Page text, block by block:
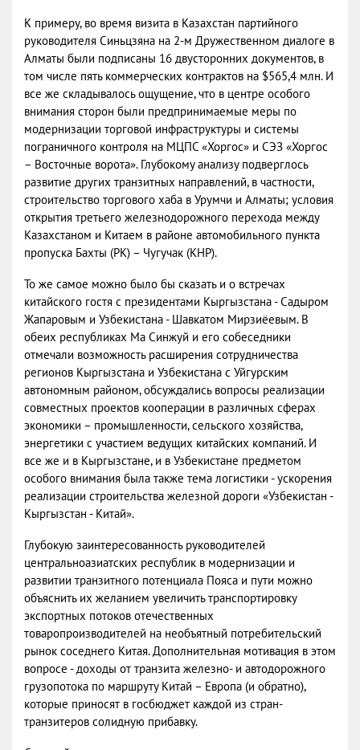
К примеру, во время визита в Казахстан партийного
руководителя Синьцзяна на 2-м Дружественном диалоге в
Алматы были подписаны 16 двусторонних документов, в
том числе пять коммерческих контрактов на $565,4 млн. И
все же складывалось ощущение, что в центре особого
внимания сторон были предпринимаемые меры по
модернизации торговой инфраструктуры и системы
пограничного контроля на МЦПС «Хоргос» и СЭЗ «Хоргос
– Восточные ворота». Глубокому анализу подверглось
развитие других транзитных направлений, в частности,
строительство торгового хаба в Урумчи и Алматы; условия
открытия третьего железнодорожного перехода между
Казахстаном и Китаем в районе автомобильного пункта
пропуска Бахты (РК) – Чугучак (КНР).
То же самое можно было бы сказать и о встречах
китайского гостя с президентами Кыргызстана - Садыром
Жапаровым и Узбекистана - Шавкатом Мирзиёевым. В
обеих республиках Ма Синжуй и его собеседники
отмечали возможность расширения сотрудничества
регионов Кыргызстана и Узбекистана с Уйгурским
автономным районом, обсуждались вопросы реализации
совместных проектов кооперации в различных сферах
экономики – промышленности, сельского хозяйства,
энергетики с участием ведущих китайских компаний. И
все же и в Кыргызстане, и в Узбекистане предметом
особого внимания была также тема логистики - ускорения
реализации строительства железной дороги «Узбекистан -
Кыргызстан - Китай».
Глубокую заинтересованность руководителей
центральноазиатских республик в модернизации и
развитии транзитного потенциала Пояса и пути можно
объяснить их желанием увеличить транспортировку
экспортных потоков отечественных
товаропроизводителей на необъятный потребительский
рынок соседнего Китая. Дополнительная мотивация в этом
вопросе - доходы от транзита железно- и автодорожного
грузопотока по маршруту Китай – Европа (и обратно),
которые приносят в госбюджет каждой из стран-
транзитеров солидную прибавку.